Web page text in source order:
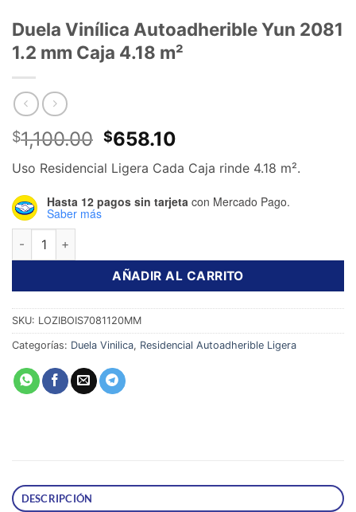
Duela Vinílica Autoadherible Yun 2081
1.2 mm Caja 4.18 m²
$1,100.00 El
precio
original
era:
$1,100.00.
$658.10
precio
actual
es:
Uso Residencial Ligera Cada Caja rinde 4.18 m².
Hasta 12 pagos sin tarjeta con Mercado Pago.
Saber más
Duela Vinílica Autoadherible Yun 2081 1.2 mm Caja 4.18 m²
AÑADIR AL CARRITO
SKU: LOZIBOIS7081120MM
Categorías: Duela Vinilica, Residencial Autoadherible Ligera
DESCRIPCIÓN